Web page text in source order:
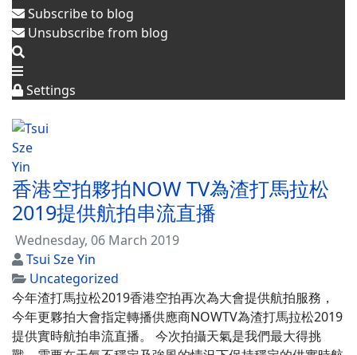
地
檢
Subscribe to blog
Unsubscribe from blog
Settings
香港空拍夥拍NOW TV為渣打馬拉松
2019提供航拍串流直播
Wednesday, 06 March 2019
Tsui Sze Yin
Uncategorized
今年渣打馬拉松2019香港空拍再次為大會提供航拍服務，
今年更夥拍大會指定轉播供應商NOWTV為渣打馬拉松2019
提供實時航拍串流直播。 今次拍攝天氣是我們最大得挑